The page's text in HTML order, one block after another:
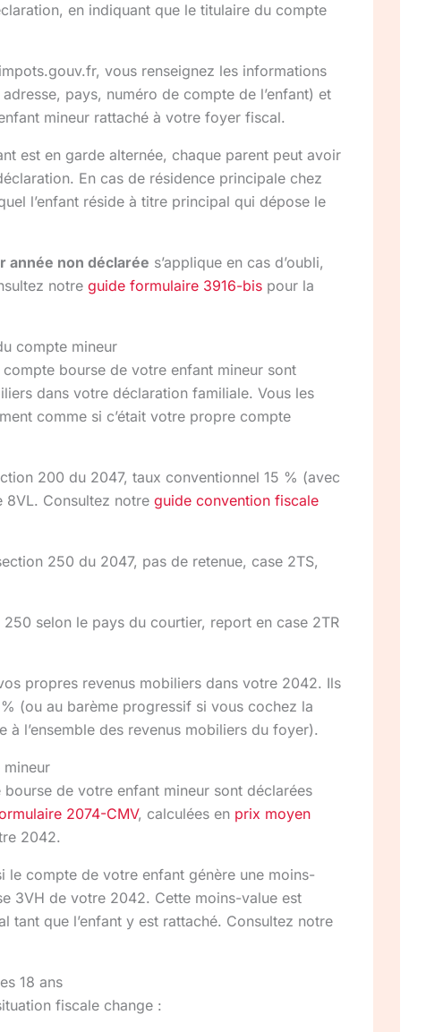
en indiquant que le titulaire du compte
vous renseignez les informations
pays, numéro de compte de l’enfant) et
mineur rattaché à votre foyer fiscal.
est en garde alternée, chaque parent peut avoir
En cas de résidence principale chez
l’enfant réside à titre principal qui dépose le
année non déclarée s’applique en cas d’oubli,
notre guide formulaire 3916-bis pour la
compte mineur
bourse de votre enfant mineur sont
dans votre déclaration familiale. Vous les
comme si c’était votre propre compte
200 du 2047, taux conventionnel 15 % (avec
8VL. Consultez notre guide convention fiscale
250 du 2047, pas de retenue, case 2TS,
selon le pays du courtier, report en case 2TR
propres revenus mobiliers dans votre 2042. Ils
(ou au barème progressif si vous cochez la
à l’ensemble des revenus mobiliers du foyer).
de votre enfant mineur sont déclarées
2074-CMV, calculées en prix moyen
2042.
le compte de votre enfant génère une moins-
3VH de votre 2042. Cette moins-value est
tant que l’enfant y est rattaché. Consultez notre
18 ans
fiscale change :